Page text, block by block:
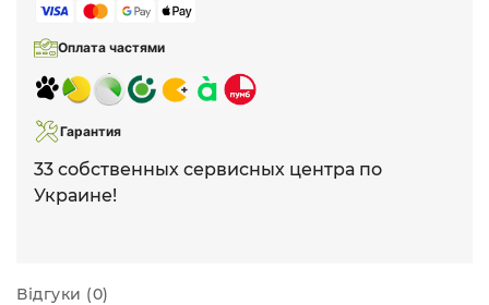
Оплата частями
Гарантия
33 собственных сервисных центра по
Украине!
Відгуки (0)